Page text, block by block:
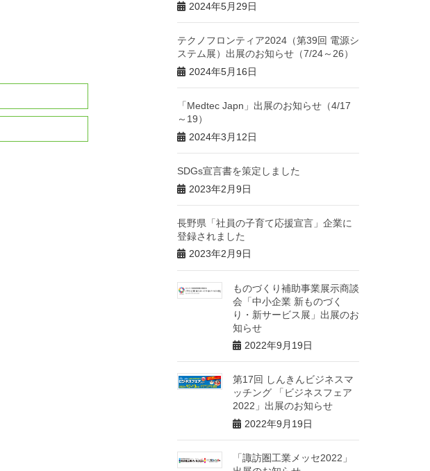
2024年5月29日
テクノフロンティア2024（第39回 電源シ
ステム展）出展のお知らせ（7/24～26）
2024年5月16日
「Medtec Japn」出展のお知らせ（4/17
～19）
2024年3月12日
SDGs宣言書を策定しました
2023年2月9日
長野県「社員の子育て応援宣言」企業に
登録されました
2023年2月9日
ものづくり補助事業展示商談
会「中小企業 新ものづく
り・新サービス展」出展のお
知らせ
2022年9月19日
第17回 しんきんビジネスマ
ッチング 「ビジネスフェア
2022」出展のお知らせ
2022年9月19日
「諏訪圏工業メッセ2022」